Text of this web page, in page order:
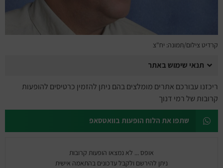
חופשה והופעה
קרדיט צילום/תמונה: יח"צ
תנאי שימוש באתר
ריכזנו עבורכם אתרים מומלצים בהם ניתן להזמין כרטיסים להופעות
קרובות של רמי דנוך
שתפו את הלוח הופעות בוואטסאפ
אופס ... לא נמצאו הופעות קרובות
ניתן להירשם ולקבל עדכונים בהתאמה אישית